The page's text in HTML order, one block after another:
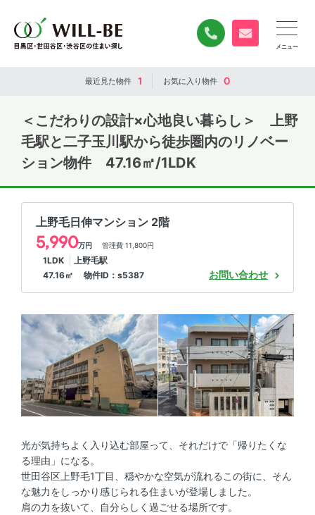
0120-840-834
無料お問い合
最近見た物件 1 お気に入り物件 0
＜こだわりの設計×心地良い暮らし＞ 上野
毛駅と二子玉川駅から徒歩圏内のリノベー
ション物件 47.16㎡/1LDK
上野毛日伸マンション 2階
5,990万円 管理費 11,800円
1LDK
上野毛駅
47.16㎡ 物件ID：s5387
お問い合わせ
光が気持ちよく入り込む部屋って、それだけで「帰りたくな
る理由」になる。
世田谷区上野毛1丁目、穏やかな空気が流れるこの街に、そん
な魅力をしっかり感じられる住まいが登場しました。
肩の力を抜いて、自分らしく過ごせる場所です。